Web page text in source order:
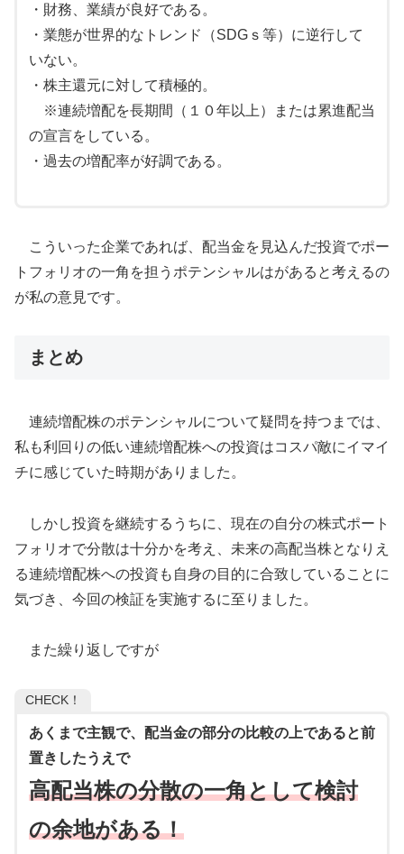
・財務、業績が良好である。
・業態が世界的なトレンド（SDGｓ等）に逆行して
いない。
・株主還元に対して積極的。
※連続増配を長期間（１０年以上）または累進配当
の宣言をしている。
・過去の増配率が好調である。
こういった企業であれば、配当金を見込んだ投資でポー
トフォリオの一角を担うポテンシャルはがあると考えるの
が私の意見です。
まとめ
連続増配株のポテンシャルについて疑問を持つまでは、
私も利回りの低い連続増配株への投資はコスパ敵にイマイ
チに感じていた時期がありました。
しかし投資を継続するうちに、現在の自分の株式ポート
フォリオで分散は十分かを考え、未来の高配当株となりえ
る連続増配株への投資も自身の目的に合致していることに
気づき、今回の検証を実施するに至りました。
また繰り返しですが
CHECK！
あくまで主観で、配当金の部分の比較の上であると前
置きしたうえで
高配当株の分散の一角として検討
の余地がある！